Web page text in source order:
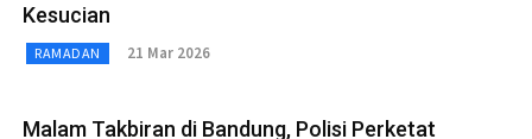
Kesucian
RAMADAN 21 Mar 2026
Malam Takbiran di Bandung, Polisi Perketat